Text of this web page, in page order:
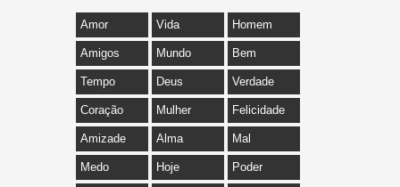
Amor Vida Homem
Amigos Mundo Bem
Tempo Deus Verdade
Coração Mulher Felicidade
Amizade Alma Mal
Medo Hoje Poder